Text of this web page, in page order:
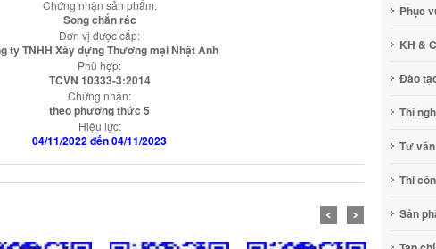
Chứng nhận sản phẩm:
Song chắn rác
Đơn vị được cấp:
ty TNHH Xây dựng Thương mại Nhật Anh
Phù hợp:
TCVN 10333-3:2014
Chứng nhận:
theo phương thức 5
Hiệu lực:
04/11/2022 đến 04/11/2023
Phục
KH &
Đào
Thí
Tư vấn
Thi
Sản